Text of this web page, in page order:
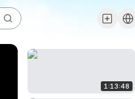
1:13:48